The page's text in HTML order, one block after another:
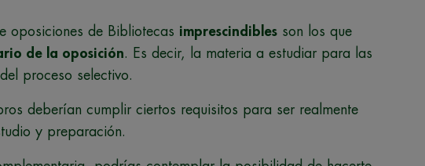
oposiciones de Bibliotecas imprescindibles son los que
de la oposición. Es decir, la materia a estudiar para las
proceso selectivo.
deberían cumplir ciertos requisitos para ser realmente
y preparación.